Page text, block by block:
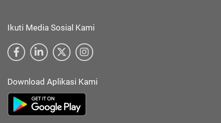
Ikuti Media Sosial Kami
Download Aplikasi Kami